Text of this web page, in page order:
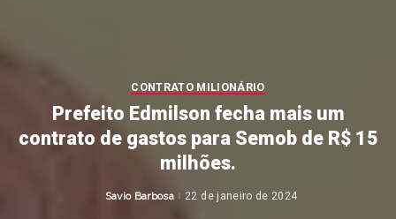
CONTRATO MILIONÁRIO
Prefeito Edmilson fecha mais um
contrato de gastos para Semob de R$ 15
milhões.
Posted
Savio Barbosa 22 de janeiro de 2024